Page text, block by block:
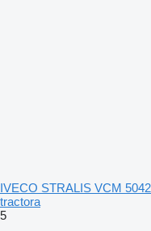
IVECO STRALIS VCM
tractora
5